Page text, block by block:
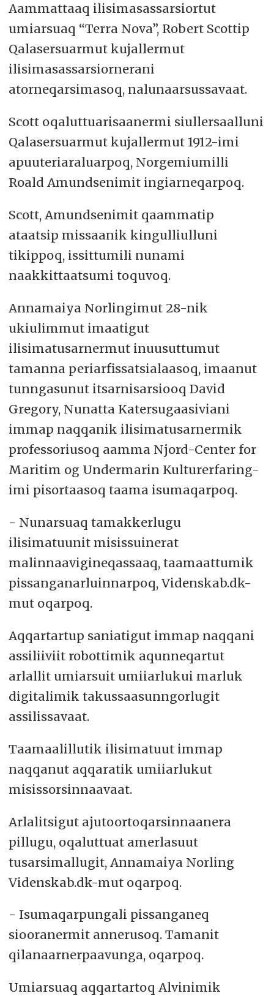
Aammattaaq ilisimasassarsiortut
umiarsuaq “Terra Nova”, Robert Scottip
Qalasersuarmut kujallermut
ilisimasassarsiornerani
atorneqarsimasoq, nalunaarsussavaat.
Scott oqaluttuarisaanermi siullersaalluni
Qalasersuarmut kujallermut 1912-imi
apuuteriaraluarpoq, Norgemiumilli
Roald Amundsenimit ingiarneqarpoq.
Scott, Amundsenimit qaammatip
ataatsip missaanik kingulliulluni
tikippoq, issittumili nunami
naakkittaatsumi toquvoq.
Annamaiya Norlingimut 28-nik
ukiulimmut imaatigut
ilisimatusarnermut inuusuttumut
tamanna periarfissatsialaasoq, imaanut
tunngasunut itsarnisarsiooq David
Gregory, Nunatta Katersugaasiviani
immap naqqanik ilisimatusarnermik
professoriusoq aamma Njord-Center for
Maritim og Undermarin Kulturerfaring-
imi pisortaasoq taama isumaqarpoq.
- Nunarsuaq tamakkerlugu
ilisimatuunit misissuinerat
malinnaavigineqassaaq, taamaattumik
pissanganarluinnarpoq, Videnskab.dk-
mut oqarpoq.
Aqqartartup saniatigut immap naqqani
assiliiviit robottimik aqunneqartut
arlallit umiarsuit umiiarlukui marluk
digitalimik takussaasunngorlugit
assilissavaat.
Taamaalillutik ilisimatuut immap
naqqanut aqqaratik umiiarlukut
misissorsinnaavaat.
Arlalitsigut ajutoortoqarsinnaanera
pillugu, oqaluttuat amerlasuut
tusarsimallugit, Annamaiya Norling
Videnskab.dk-mut oqarpoq.
- Isumaqarpungali pissanganeq
siooranermit annerusoq. Tamanit
qilanaarnerpaavunga, oqarpoq.
Umiarsuaq aqqartartoq Alvinimik